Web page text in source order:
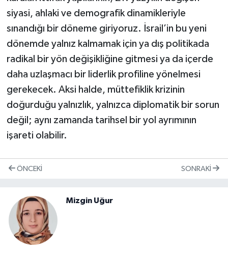
siyasi, ahlaki ve demografik dinamikleriyle
sınandığı bir döneme giriyoruz. İsrail’in bu yeni
dönemde yalnız kalmamak için ya dış politikada
radikal bir yön değişikliğine gitmesi ya da içerde
daha uzlaşmacı bir liderlik profiline yönelmesi
gerekecek. Aksi halde, müttefiklik krizinin
doğurduğu yalnızlık, yalnızca diplomatik bir sorun
değil; aynı zamanda tarihsel bir yol ayrımının
işareti olabilir.
ÖNCEKI SONRAKI
Mizgin Uğur